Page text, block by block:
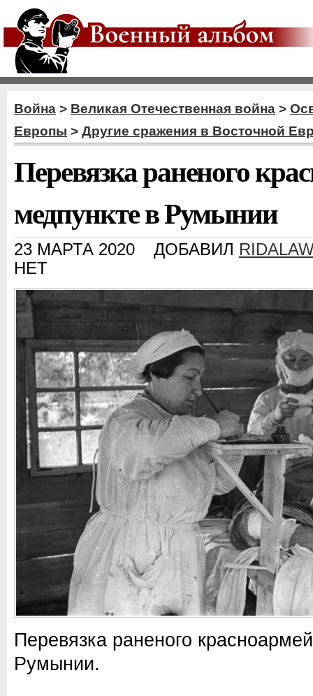
Война > Великая Отечественная война >
Европы > Другие сражения в Восточной
Перевязка раненого
медпункте в Румынии
23 МАРТА 2020 ДОБАВИЛ
НЕТ
Перевязка раненого
Румынии.